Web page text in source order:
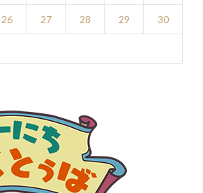
26 27 28 29 30